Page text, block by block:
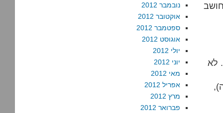
לא
נובמבר 2012
אוקטובר 2012
ספטמבר 2012
אוגוסט 2012
יולי 2012
יוני 2012
מאי 2012
אפריל 2012
מרץ 2012
פברואר 2012